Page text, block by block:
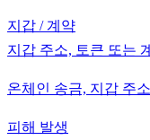
지갑 / 계약
지갑 주소, 토큰 또는
온체인 송금, 지갑 주
피해 발생